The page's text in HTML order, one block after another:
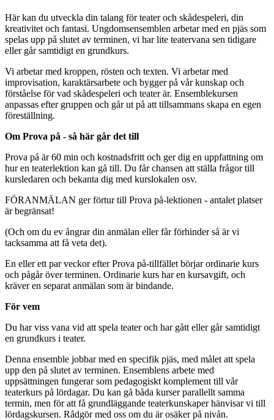
Här kan du utveckla din talang för teater och skådespeleri, din
kreativitet och fantasi. Ungdomsensemblen arbetar med en pjäs som
spelas upp på slutet av terminen, vi har lite teatervana sen tidigare
eller går samtidigt en grundkurs.
Vi arbetar med kroppen, rösten och texten. Vi arbetar med
improvisation, karaktärsarbete och bygger på vår kunskap och
förståelse för vad skådespeleri och teater är. Ensemblekursen
anpassas efter gruppen och går ut på att tillsammans skapa en egen
föreställning.
Om Prova på - så här går det till
Prova på är 60 min och kostnadsfritt och ger dig en uppfattning om
hur en teaterlektion kan gå till. Du får chansen att ställa frågor till
kursledaren och bekanta dig med kurslokalen osv.
FÖRANMÄLAN ger förtur till Prova på-lektionen - antalet platser
är begränsat!
(Och om du ev ångrar din anmälan eller får förhinder så är vi
tacksamma att få veta det).
En eller ett par veckor efter Prova på-tillfället börjar ordinarie kurs
och pågår över terminen. Ordinarie kurs har en kursavgift, och
kräver en separat anmälan som är bindande.
För vem
Du har viss vana vid att spela teater och har gått eller går samtidigt
en grundkurs i teater.
Denna ensemble jobbar med en specifik pjäs, med målet att spela
upp den på slutet av terminen. Ensemblens arbete med
uppsättningen fungerar som pedagogiskt komplement till vår
teaterkurs på lördagar. Du kan gå båda kurser parallellt samma
termin, men för att få grundläggande teaterkunskaper hänvisar vi till
lördagskursen. Rådgör med oss om du är osäker på nivån.